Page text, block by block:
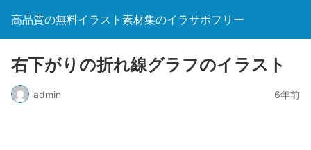
高品質の無料イラスト素材集のイラサポフリー
右下がりの折れ線グラフのイラスト
admin 6年前